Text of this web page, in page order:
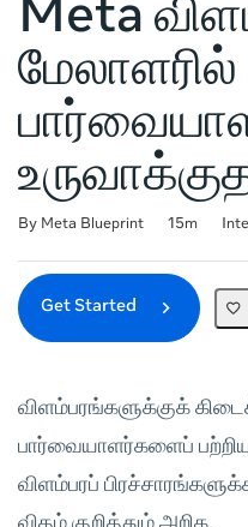
Meta
மேலாளரில்
By Meta Blueprint
Duration 15m
Difficulty
Average rating: 0
No reviews
Get Started
விளம்பரங்களுக்குக்
பார்வையாளர்களைப்
விளம்பரப்